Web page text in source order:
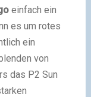
einfach ein
es um rotes
ein
von
das P2 Sun